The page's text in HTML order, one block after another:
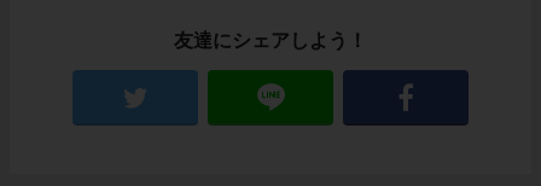
友達にシェアしよう！